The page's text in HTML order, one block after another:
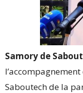
Samory de
Saboutech de la